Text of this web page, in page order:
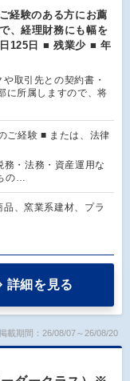
経験のある方にお薦
、経理財務にも幅を
125日 ■ 残業少 ■ 年
取引先との契約書・
に所属しますので、将
ご経験 ■ または、法律
・法務・資産運用な
の…
、窯業系建材、プラ
詳細を見る
載期間：26/08/07～26/08/20